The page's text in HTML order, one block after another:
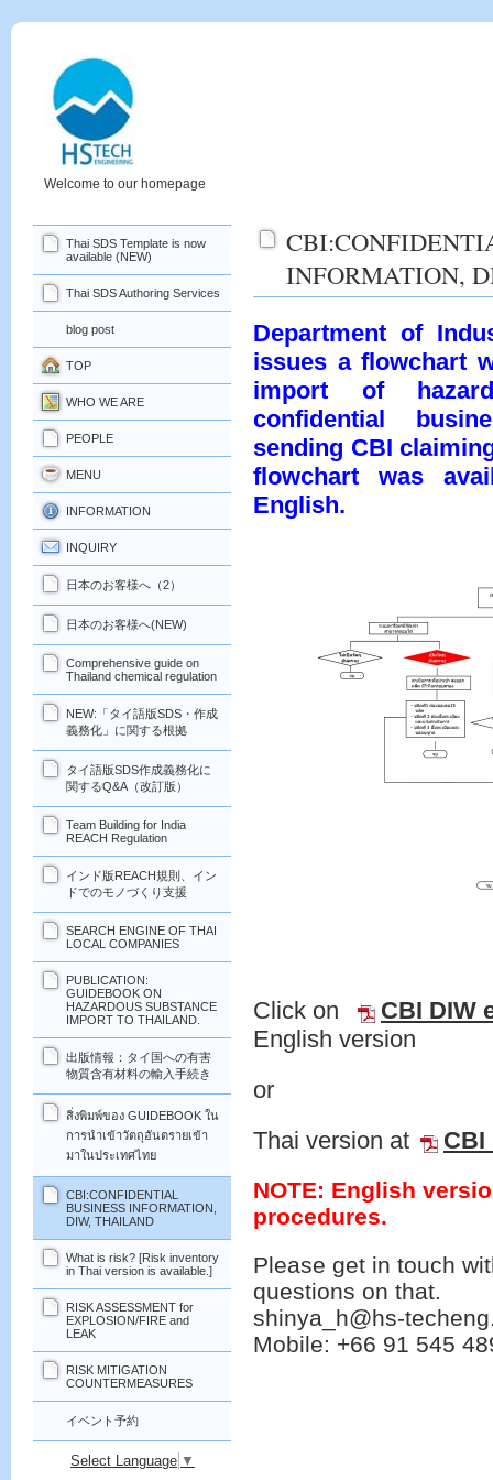
Welcome to our homepage
INFORMATION,
Department of
issues a flowchart
import of
confidential
sending CBI
flowchart was
English.
Click on
CBI DIW
English version
or
Thai version at
CBI
NOTE: English
procedures.
Please get in touch
questions on that.
shinya_h@hs-
Mobile: +66 91 545
Thai SDS Template is now
available (NEW)
Thai SDS Authoring Services
blog post
TOP
WHO WE ARE
PEOPLE
MENU
INFORMATION
INQUIRY
日本のお客様へ（2）
日本のお客様へ(NEW)
Comprehensive guide on
Thailand chemical regulation
NEW:「タイ語版SDS・作成
義務化」に関する根拠
タイ語版SDS作成義務化に
関するQ&A（改訂版）
Team Building for India
REACH Regulation
インド版REACH規則、イン
ドでのモノづくり支援
SEARCH ENGINE OF THAI
LOCAL COMPANIES
PUBLICATION:
GUIDEBOOK ON
HAZARDOUS SUBSTANCE
IMPORT TO THAILAND.
出版情報：タイ国への有害
物質含有材料の輸入手続き
สิ่งพิมพ์ของ GUIDEBOOK ใน
การนำเข้าวัตถุอันตรายเข้า
มาในประเทศไทย
CBI:CONFIDENTIAL
BUSINESS INFORMATION,
DIW, THAILAND
What is risk? [Risk inventory
in Thai version is available.]
RISK ASSESSMENT for
EXPLOSION/FIRE and
LEAK
RISK MITIGATION
COUNTERMEASURES
イベント予約
Select Language ▼